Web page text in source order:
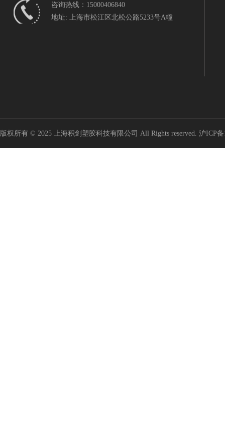
咨询热线：15000406840
地址: 上海市松江区北松公路5233号A幢
版权所有 © 2025 上海积剑塑胶科技有限公司 All Rights reserved. 沪ICP备